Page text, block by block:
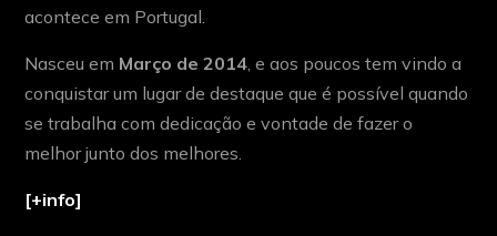
acontece em Portugal.
Nasceu em Março de 2014, e aos poucos tem vindo a
conquistar um lugar de destaque que é possível quando
se trabalha com dedicação e vontade de fazer o
melhor junto dos melhores.
[+info]